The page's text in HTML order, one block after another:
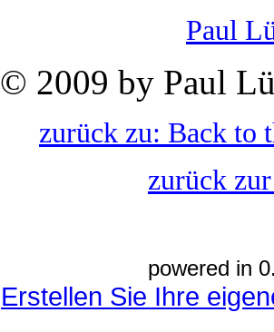
Paul
© 2009 by Paul
zurück zu: Back to
zurück
powered in
Erstellen Sie Ihre